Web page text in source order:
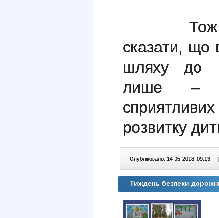
Тож
сказати, що
шляху до
лише –
розвитку
Опубліковано: 14-05-2018, 09:13 |
Тиждень безпеки